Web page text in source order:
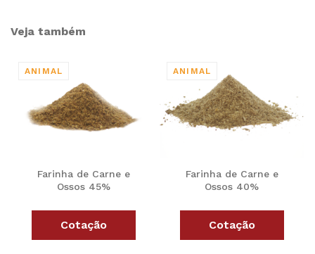
Veja também
Farinha de Carne e
Ossos 45%
Cotação
Farinha de Carne e
Ossos 40%
Cotação